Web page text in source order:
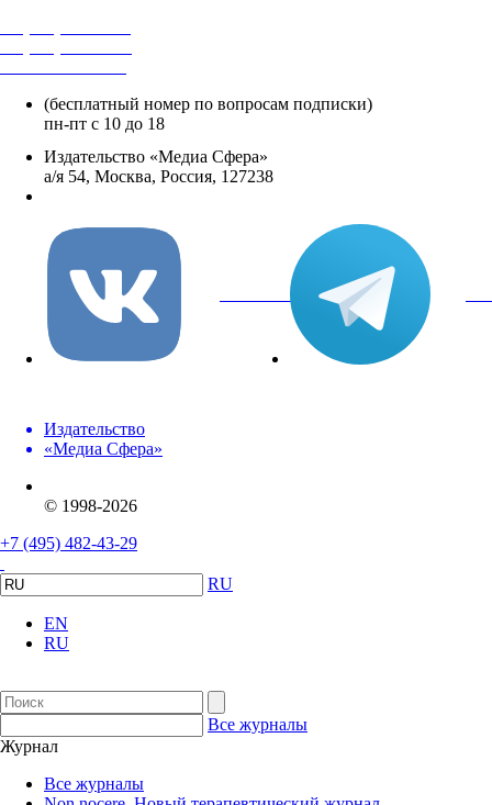
(бесплатный номер по вопросам подписки)
пн-пт с 10 до 18
Издательство «Медиа Сфера»
а/я 54, Москва, Россия, 127238
вКонтакте
Издательство
«Медиа Сфера»
© 1998-2026
+7 (495) 482-43-29
RU
EN
RU
Все журналы
Журнал
Все журналы